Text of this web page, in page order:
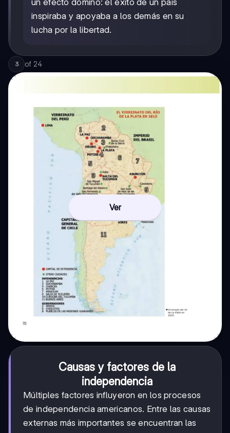
un efecto dominó: el éxito de un país
inspiraba y apoyaba a los demás en su
lucha por la libertad.
3 of 24
Ver
Causas y factores de la
independencia
Múltiples factores influyeron en los procesos
de independencia americanos. Entre las causas
externas más importantes se encuentran las